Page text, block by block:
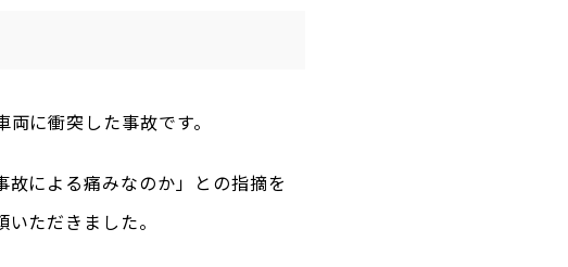
に衝突した事故です。
による痛みなのか」との指摘を
ただきました。